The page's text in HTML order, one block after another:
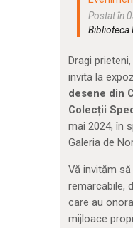
Postat în
Biblioteca
Dragi
invita la
desene din
Colecții
mai 2024, în
Galeria de
Vă invităm
remarcabile,
care au
mijloace